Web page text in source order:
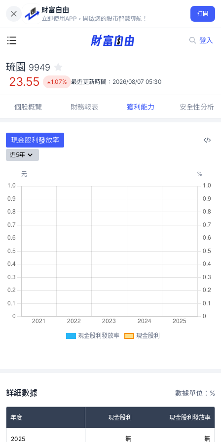
財富自由
立即使用APP，開啟您的股市智慧導航！
打開
登入
23.55
1.07%
琉園 9949
23.55 1.07% 最近更新時間： 2026/08/07 05:30
個股概覽 財務報表 獲利能力 安全性分析
現金股利發放率
近5年
現金股利發放率 現金股利
詳細數據 數據單位：%
年度 現金股利 現金股利發放率
2025 無 無